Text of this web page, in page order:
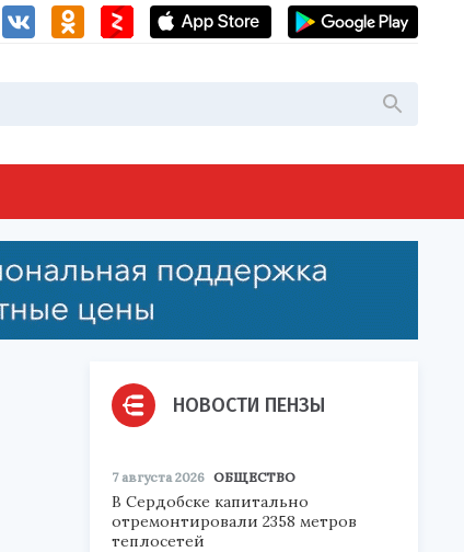
НОВОСТИ ПЕНЗЫ
7 августа 2026 ОБЩЕСТВО
В Сердобске капитально
отремонтировали 2358 метров
теплосетей